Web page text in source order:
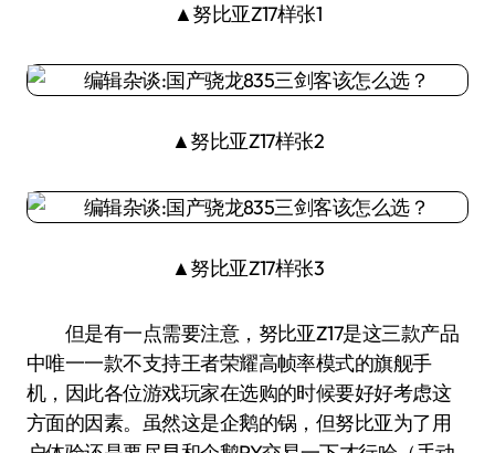
▲努比亚Z17样张1
▲努比亚Z17样张2
▲努比亚Z17样张3
但是有一点需要注意，努比亚Z17是这三款产品
中唯一一款不支持王者荣耀高帧率模式的旗舰手
机，因此各位游戏玩家在选购的时候要好好考虑这
方面的因素。虽然这是企鹅的锅，但努比亚为了用